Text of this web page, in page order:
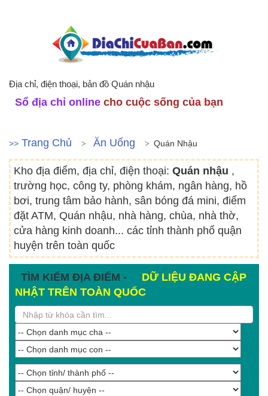
Địa chỉ, điện thoại, bản đồ Quán nhậu
Sổ địa chỉ online cho cuộc sống của bạn
>> Trang Chủ Ăn Uống Quán Nhậu
Kho địa điểm, địa chỉ, điện thoại: Quán nhậu ,
trường học, công ty, phòng khám, ngân hàng, hồ
bơi, trung tâm bảo hành, sân bóng đá mini, điểm
đặt ATM, Quán nhậu, nhà hàng, chùa, nhà thờ,
cửa hàng kinh doanh... các tỉnh thành phố quận
huyện trên toàn quốc
TÌM KIẾM ĐỊA ĐIỂM -
DỮ LIỆU ĐANG CẬP
NHẬT TRÊN TOÀN QUỐC